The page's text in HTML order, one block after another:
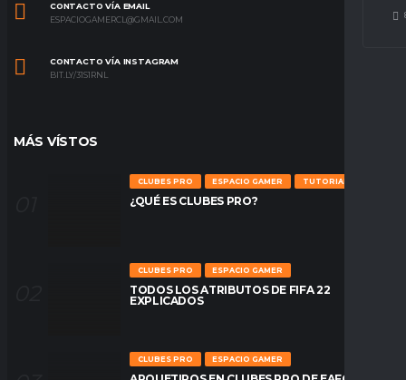
CONTACTO VÍA EMAIL
ESPACIOGAMERCL@GMAIL.COM
CONTACTO VÍA INSTAGRAM
BIT.LY/31S1RNL
MÁS VÍSTOS
CLUBES PRO ESPACIO GAMER TUTORIALES
¿QUÉ ES CLUBES PRO?
CLUBES PRO ESPACIO GAMER
TODOS LOS ATRIBUTOS DE FIFA 22
EXPLICADOS
CLUBES PRO ESPACIO GAMER